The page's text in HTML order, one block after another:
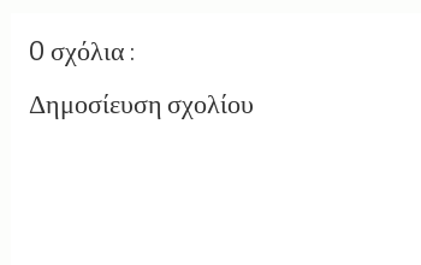
0 σχόλια :
Δημοσίευση σχολίου